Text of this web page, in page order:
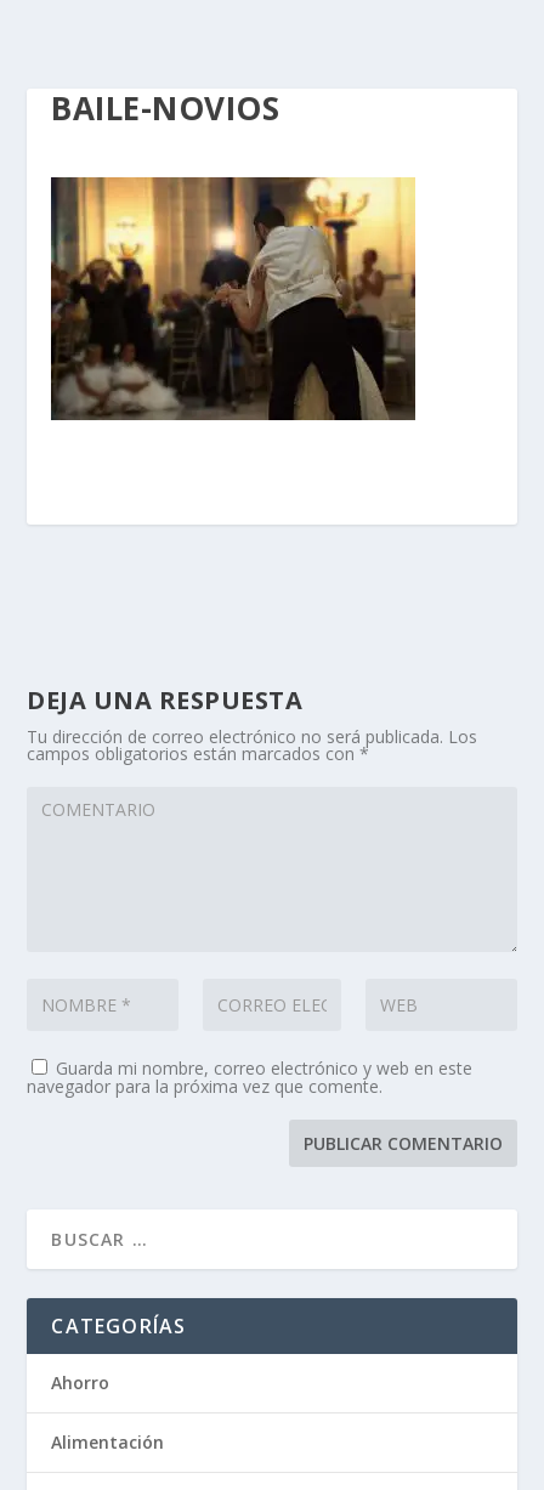
BAILE-NOVIOS
DEJA UNA RESPUESTA
Tu dirección de correo electrónico no será publicada. Los
campos obligatorios están marcados con*
Guarda mi nombre, correo electrónico y web en este
navegador para la próxima vez que comente.
CATEGORÍAS
Ahorro
Alimentación